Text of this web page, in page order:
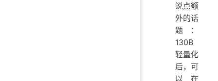
说点额
外的话
题：
130B
轻量化
后，可
以在